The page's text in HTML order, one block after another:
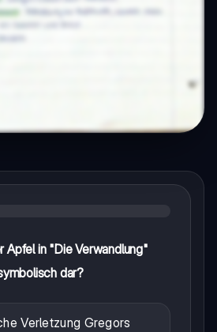
Apfel in "Die Verwandlung"
dar?
Verletzung Gregors